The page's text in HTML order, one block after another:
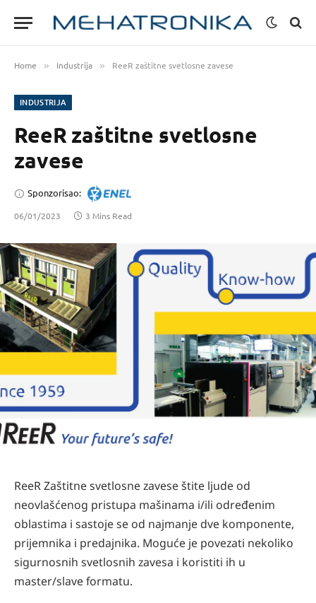
Home » Industrija » ReeR zaštitne svetlosne zavese
INDUSTRIJA
ReeR zaštitne svetlosne
zavese
Sponzorisao:
06/01/2023 3 Mins Read
ReeR Zaštitne svetlosne zavese štite ljude od
neovlašćenog pristupa mašinama i/ili određenim
oblastima i sastoje se od najmanje dve komponente,
prijemnika i predajnika. Moguće je povezati nekoliko
sigurnosnih svetlosnih zavesa i koristiti ih u
master/slave formatu.